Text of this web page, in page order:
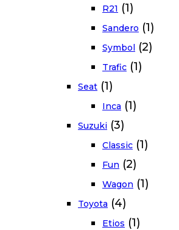
R21 (1)
Sandero (1)
Symbol (2)
Trafic (1)
Seat (1)
Inca (1)
Suzuki (3)
Classic (1)
Fun (2)
Wagon (1)
Toyota (4)
Etios (1)